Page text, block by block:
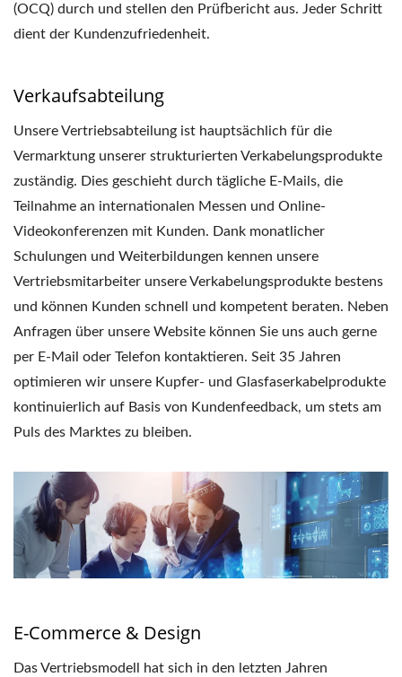
(OCQ) durch und stellen den Prüfbericht aus. Jeder Schritt
dient der Kundenzufriedenheit.
Verkaufsabteilung
Unsere Vertriebsabteilung ist hauptsächlich für die
Vermarktung unserer strukturierten Verkabelungsprodukte
zuständig. Dies geschieht durch tägliche E-Mails, die
Teilnahme an internationalen Messen und Online-
Videokonferenzen mit Kunden. Dank monatlicher
Schulungen und Weiterbildungen kennen unsere
Vertriebsmitarbeiter unsere Verkabelungsprodukte bestens
und können Kunden schnell und kompetent beraten. Neben
Anfragen über unsere Website können Sie uns auch gerne
per E-Mail oder Telefon kontaktieren. Seit 35 Jahren
optimieren wir unsere Kupfer- und Glasfaserkabelprodukte
kontinuierlich auf Basis von Kundenfeedback, um stets am
Puls des Marktes zu bleiben.
E-Commerce & Design
Das Vertriebsmodell hat sich in den letzten Jahren